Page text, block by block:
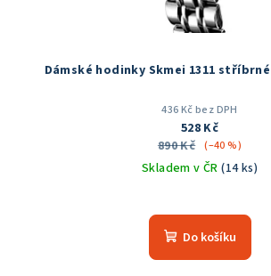
Dámské hodinky Skmei 1311 stříbrné
436 Kč bez DPH
528 Kč
890 Kč (–40 %)
Skladem v ČR(14 ks)
hodnocení
produktu
Do košíku